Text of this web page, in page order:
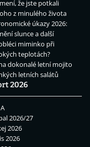
že jste potkali
z minulého života
úkazy 2026:
slunce a další
miminko při
teplotách?
dokonalé letní mojito
letních salátů
2026
2026/27
2026
2026